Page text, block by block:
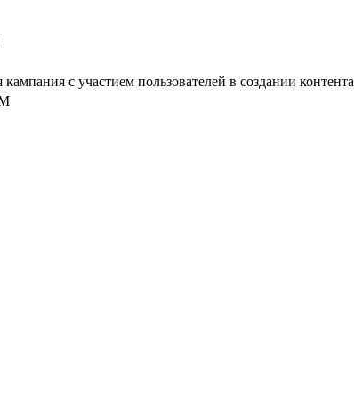
с участием пользователей в создании контента